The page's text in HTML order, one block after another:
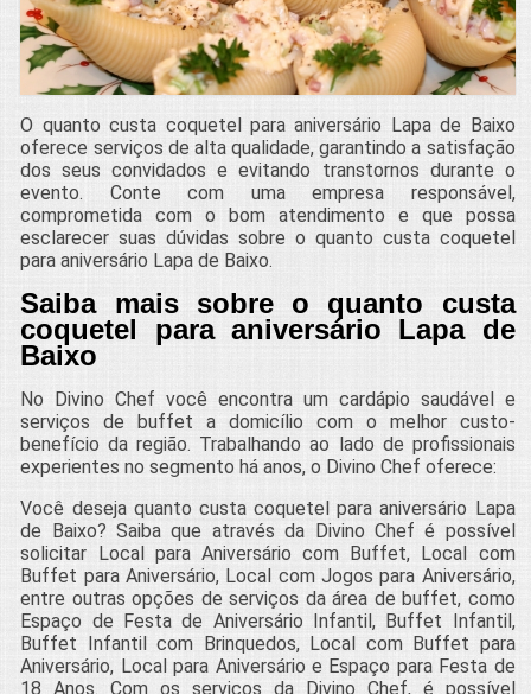
O quanto custa coquetel para aniversário Lapa de Baixo
oferece serviços de alta qualidade, garantindo a satisfação
dos seus convidados e evitando transtornos durante o
evento. Conte com uma empresa responsável,
comprometida com o bom atendimento e que possa
esclarecer suas dúvidas sobre o quanto custa coquetel
para aniversário Lapa de Baixo.
Saiba mais sobre o quanto custa
coquetel para aniversário Lapa de
Baixo
No Divino Chef você encontra um cardápio saudável e
serviços de buffet a domicílio com o melhor custo-
benefício da região. Trabalhando ao lado de profissionais
experientes no segmento há anos, o Divino Chef oferece:
Você deseja quanto custa coquetel para aniversário Lapa
de Baixo? Saiba que através da Divino Chef é possível
solicitar Local para Aniversário com Buffet, Local com
Buffet para Aniversário, Local com Jogos para Aniversário,
entre outras opções de serviços da área de buffet, como
Espaço de Festa de Aniversário Infantil, Buffet Infantil,
Buffet Infantil com Brinquedos, Local com Buffet para
Aniversário, Local para Aniversário e Espaço para Festa de
18 Anos. Com os serviços da Divino Chef, é possível